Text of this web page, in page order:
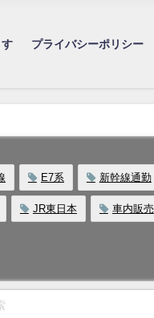
プライバシーポリシー
E7系 新幹線通勤
JR東日本 車内販売